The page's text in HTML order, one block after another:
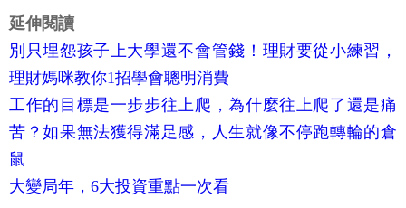
延伸閱讀
別只埋怨孩子上大學還不會管錢！理財要從小練習，
理財媽咪教你1招學會聰明消費
工作的目標是一步步往上爬，為什麼往上爬了還是痛
苦？如果無法獲得滿足感，人生就像不停跑轉輪的倉
鼠
大變局年，6大投資重點一次看